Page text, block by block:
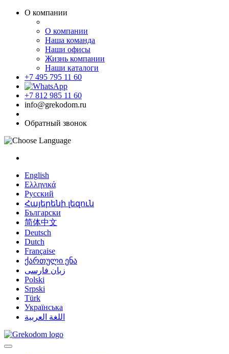
О компании
О компании
Наша команда
Наши офисы
Жизнь компании
Наши каталоги
+7 495 795 11 60
+7 812 985 11 60
info@grekodom.ru
Обратный звонок
English
Ελληνικά
Русский
Հայերենի լեզուն
Български
简体中文
Deutsch
Dutch
Française
ქართული ენა
زبان فارسی
Polski
Srpski
Türk
Українська
اللغة العربية